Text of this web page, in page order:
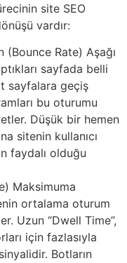
site SEO
vardır:
(Bounce Rate) Aşağı
sayfada belli
sayfalara geçiş
bu oturumu
Düşük bir hemen
sitenin kullanıcı
faydalı olduğu
Maksimuma
ortalama oturum
Uzun “Dwell Time”,
için fazlasıyla
sinyalidir. Botların